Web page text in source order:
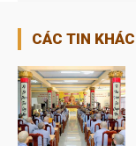
CÁC TIN KHÁC